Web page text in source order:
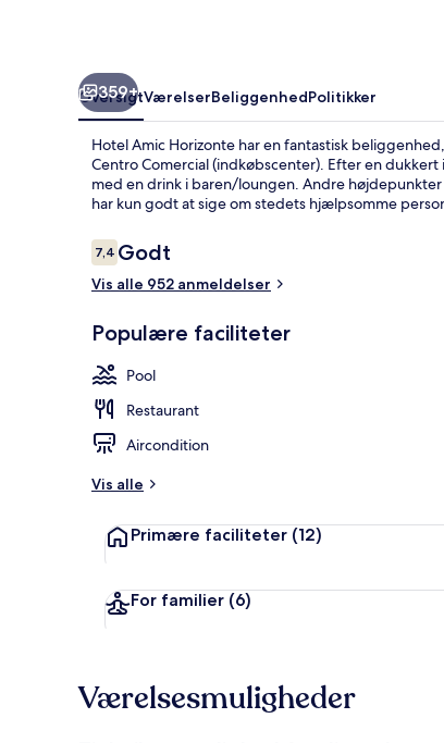
359+
OversigtVærelserBeliggenhedPolitikker
Hotel Amic Horizonte har en fantastisk
Centro Comercial (indkøbscenter). Efter en
med en drink i baren/loungen. Andre
har kun godt at sige om stedets hjælpsomme
Anmeldelser
7,47,4 ud af 10.
Godt
Vis alle 952 anmeldelser
Populære faciliteter
Pool
Restaurant
Aircondition
Vis alle
Primære faciliteter (12)
For familier (6)
Værelsesmuligheder